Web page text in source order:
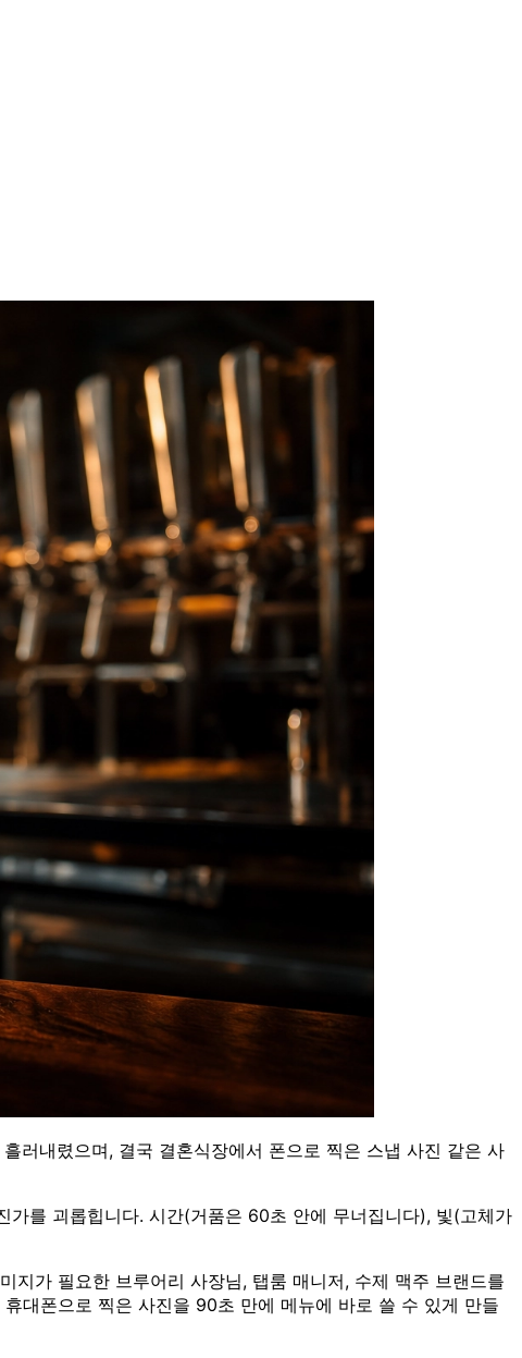
러내렸으며, 결국 결혼식장에서 폰으로 찍은 스냅 사진 같은 사
를 괴롭힙니다. 시간(거품은 60초 안에 무너집니다), 빛(고체가
지가 필요한 브루어리 사장님, 탭룸 매니저, 수제 맥주 브랜드를
대폰으로 찍은 사진을 90초 만에 메뉴에 바로 쓸 수 있게 만들